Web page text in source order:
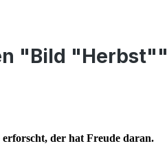
"Bild "Herbst""
der hat Freude daran.